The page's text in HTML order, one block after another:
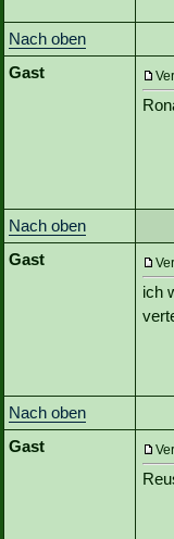
Nach oben
Gast
Nach oben
Gast
ich
Nach oben
Gast